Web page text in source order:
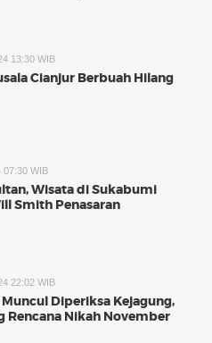
13:30 WIB
Cianjur Berbuah Hilang
07:30 WIB
Wisata di Sukabumi
Smith Penasaran
22:02 WIB
Diperiksa Kejagung,
Rencana Nikah November